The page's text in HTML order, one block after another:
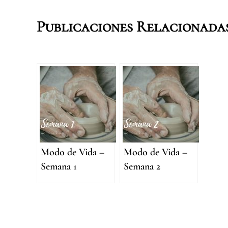
Publicaciones
Modo de Vida –
Semana 1
Modo de Vida –
Semana 2